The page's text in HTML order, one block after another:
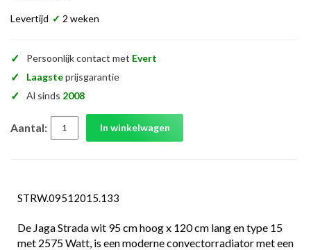
Levertijd ✓ 2 weken
✓ Persoonlijk contact met Evert
✓ Laagsteprijsgarantie
✓ Al sinds 2008
Aantal: In winkelwagen
STRW.09512015.133
De Jaga Strada wit 95 cm hoog x 120 cm lang en type 15
met 2575 Watt, is een moderne convectorradiator met een